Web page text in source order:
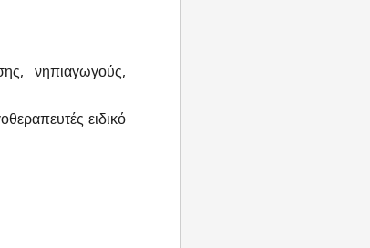
νηπιαγωγούς,
ειδικό